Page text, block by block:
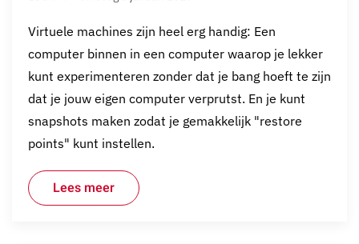
Virtuele machines zijn heel erg handig: Een
computer binnen in een computer waarop je lekker
kunt experimenteren zonder dat je bang hoeft te zijn
dat je jouw eigen computer verprutst. En je kunt
snapshots maken zodat je gemakkelijk "restore
points" kunt instellen.
Lees meer